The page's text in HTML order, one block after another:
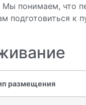
понимаем, что
подготовиться
размещения